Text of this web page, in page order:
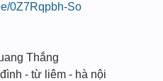
0Z7Rqpbh-So
Thắng
- từ liêm - hà nội